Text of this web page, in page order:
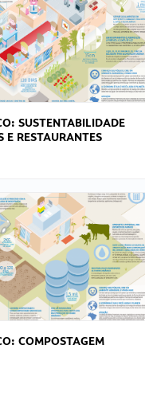
SUSTENTABILIDADE
E RESTAURANTES
COMPOSTAGEM